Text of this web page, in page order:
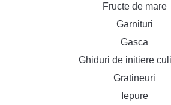
Fructe de mare
Garnituri
Gasca
Ghiduri de initiere
Gratineuri
Iepure